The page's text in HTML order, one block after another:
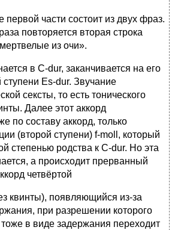
первой части состоит из двух фраз.
повторяется вторая строка
из очи».
в C-dur, заканчивается на его
Es-dur. Звучание
сексты, то есть тонического
Далее этот аккорд
по составу аккорд, только
(второй ступени) f-moll, который
степенью родства к C-dur. Но эта
а происходит прерванный
четвёртой
квинты), появляющийся из-за
при разрешении которого
в виде задержания переходит